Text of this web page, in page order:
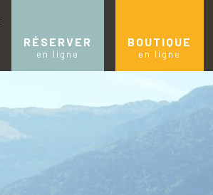
RÉSERVER
en ligne
BOUTIQUE
en ligne